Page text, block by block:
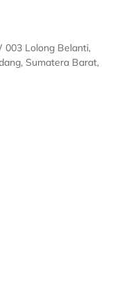
003 Lolong Belanti,
Sumatera Barat,